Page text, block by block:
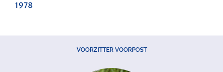
1978
VOORZITTER VOORPOST